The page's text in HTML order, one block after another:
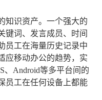
知识资产。一个强大的
键词、发言成员、时间
员工在海量历史记录中
应移动办公的趋势，实
、Android等多平台间的
员工在任何设备上都能